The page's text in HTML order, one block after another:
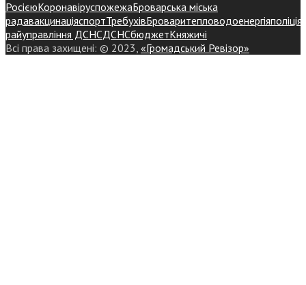
РосієюКоронавіруспожежаБроварська міська
радавакцинаціяспортТребухівБроваритепловодоенергіяполіція
райуправління ДСНСДСНСбюджетКняжичі
Всі права захищені: © 2023, «Громадський Ревізор»